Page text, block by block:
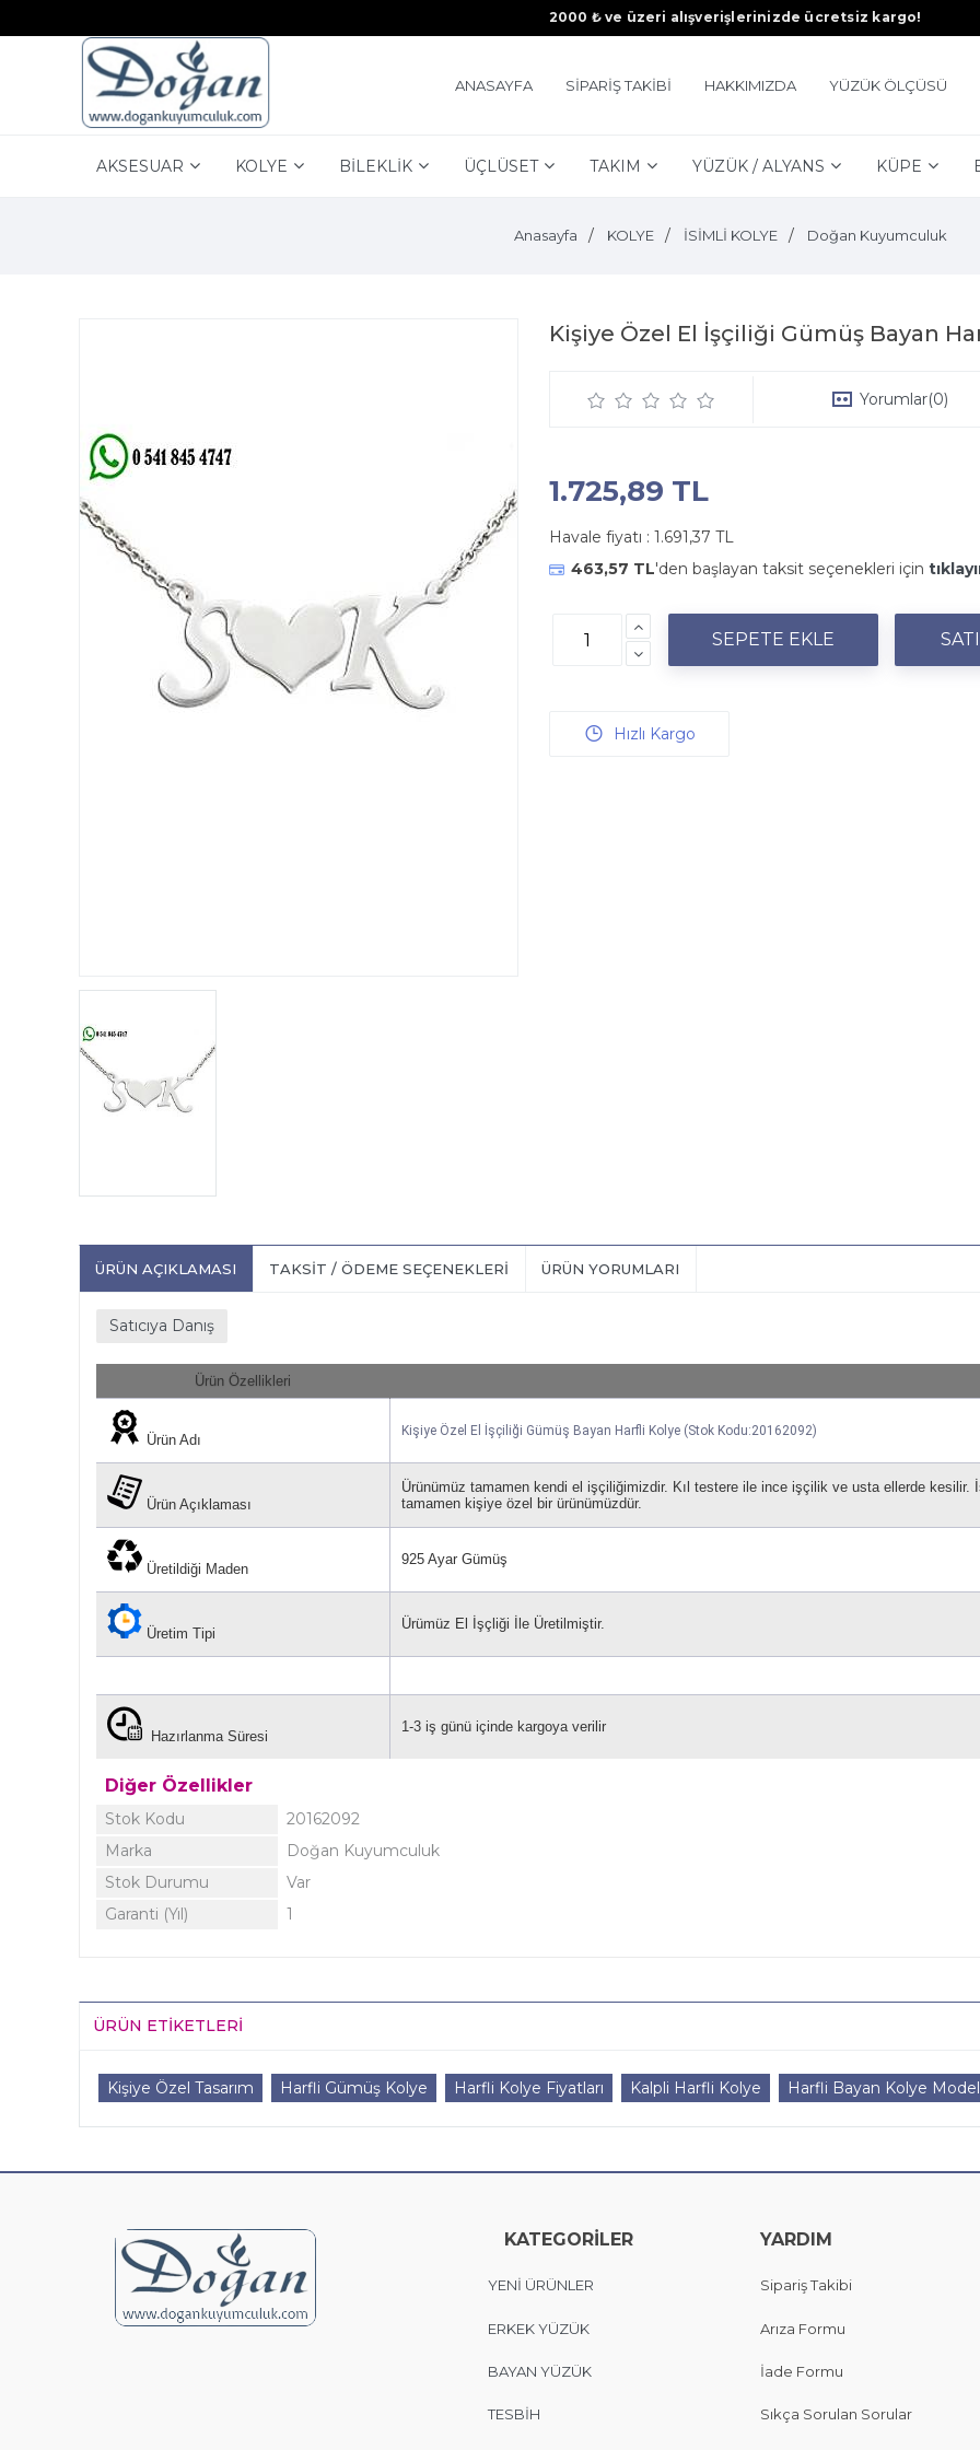
2000 ₺ ve üzeri alışverişlerinizde ücretsiz kargo!
ANASAYFA SİPARİŞ TAKİBİ HAKKIMIZDA YÜZÜK ÖLÇÜSÜ
AKSESUAR KOLYE BİLEKLİK ÜÇLÜSET TAKIM YÜZÜK / ALYANS KÜPE
Anasayfa KOLYE İSİMLİ KOLYE Doğan Kuyumculuk
Kişiye Özel El İşçiliği Gümüş Bayan
Yorumlar(0)
1.725,89 TL
Havale fiyatı : 1.691,37 TL
463,57 TL'den başlayan taksit seçenekleri için
ÜRÜN AÇIKLAMASI TAKSIT / ÖDEME SEÇENEKLERI ÜRÜN YORUMLARI
Satıcıya Danış
Ürün Özellikleri
Ürün Adı
Kişiye Özel El İşçiliği Gümüş Bayan Harfli Kolye (Stok Kodu:20162092)
Ürün Açıklaması
Ürünümüz tamamen kendi el işçiliğimizdir. Kıl testere ile ince işçilik ve usta ellerde kesilir.
tamamen kişiye özel bir ürünümüzdür.
Üretildiği Maden
925 Ayar Gümüş
Üretim Tipi
Ürümüz El İşçliği İle Üretilmiştir.
Hazırlanma Süresi
1-3 iş günü içinde kargoya verilir
Diğer Özellikler
Stok Kodu
20162092
Marka
Doğan Kuyumculuk
Stok Durumu
Var
Garanti (Yıl)
1
ÜRÜN ETIKETLERI
Kişiye Özel Tasarım Harfli Gümüş Kolye Harfli Kolye Fiyatları Kalpli Harfli Kolye Harfli Bayan Kolye
KATEGORİLER
YENİ ÜRÜNLER
ERKEK YÜZÜK
BAYAN YÜZÜK
TESBİH
YARDIM
Sipariş Takibi
Arıza Formu
İade Formu
Sıkça Sorulan Sorular